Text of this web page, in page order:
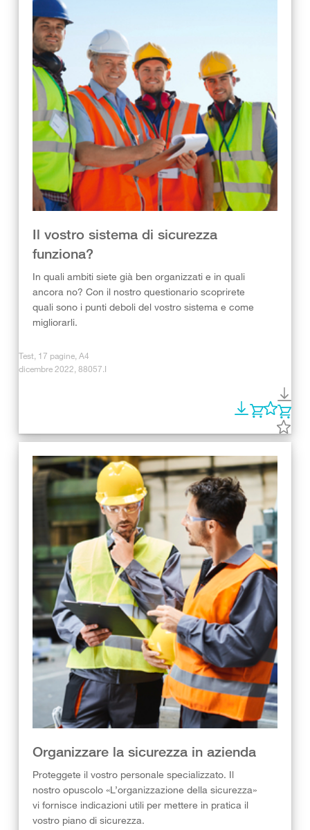
Il vostro sistema di sicurezza
funziona?
In quali ambiti siete già ben organizzati e in quali
ancora no? Con il nostro questionario scoprirete
quali sono i punti deboli del vostro sistema e come
migliorarli.
Test, 17 pagine, A4
dicembre 2022, 88057.I
Organizzare la sicurezza in azienda
Proteggete il vostro personale specializzato. Il
nostro opuscolo «L’organizzazione della sicurezza»
vi fornisce indicazioni utili per mettere in pratica il
vostro piano di sicurezza.